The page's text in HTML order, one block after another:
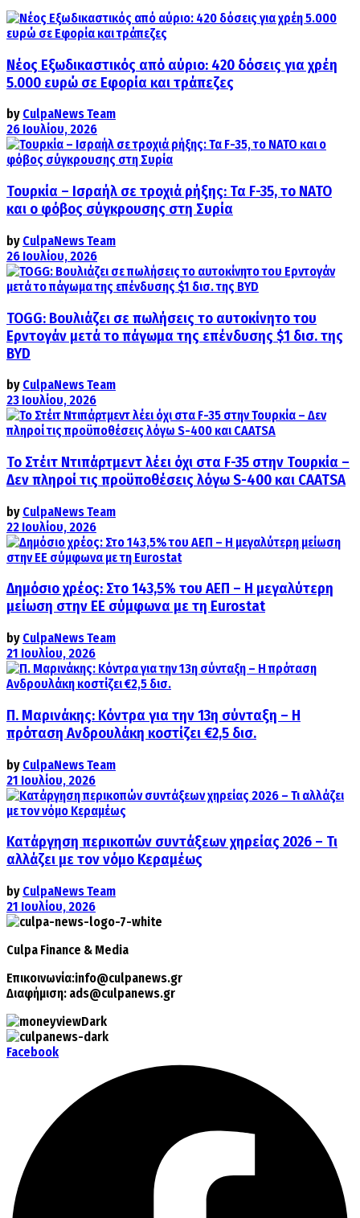
Νέος Εξωδικαστικός από αύριο: 420 δόσεις για χρέη
5.000 ευρώ σε Εφορία και τράπεζες
by CulpaNews Team
26 Ιουλίου, 2026
Τουρκία – Ισραήλ σε τροχιά ρήξης: Τα F-35, το ΝΑΤΟ
και ο φόβος σύγκρουσης στη Συρία
by CulpaNews Team
26 Ιουλίου, 2026
TOGG: Βουλιάζει σε πωλήσεις το αυτοκίνητο του
Ερντογάν μετά το πάγωμα της επένδυσης $1 δισ. της
BYD
by CulpaNews Team
23 Ιουλίου, 2026
Το Στέιτ Ντιπάρτμεντ λέει όχι στα F-35 στην Τουρκία –
Δεν πληροί τις προϋποθέσεις λόγω S-400 και CAATSA
by CulpaNews Team
22 Ιουλίου, 2026
Δημόσιο χρέος: Στο 143,5% του ΑΕΠ – Η μεγαλύτερη
μείωση στην ΕΕ σύμφωνα με τη Eurostat
by CulpaNews Team
21 Ιουλίου, 2026
Π. Μαρινάκης: Κόντρα για την 13η σύνταξη – Η
πρόταση Ανδρουλάκη κοστίζει €2,5 δισ.
by CulpaNews Team
21 Ιουλίου, 2026
Κατάργηση περικοπών συντάξεων χηρείας 2026 – Τι
αλλάζει με τον νόμο Κεραμέως
by CulpaNews Team
21 Ιουλίου, 2026
Culpa Finance & Media
Επικοινωνία:info@culpanews.gr
Διαφήμιση: ads@culpanews.gr
Facebook